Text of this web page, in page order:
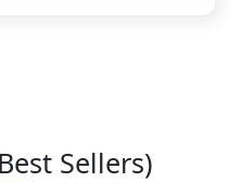
Sellers)